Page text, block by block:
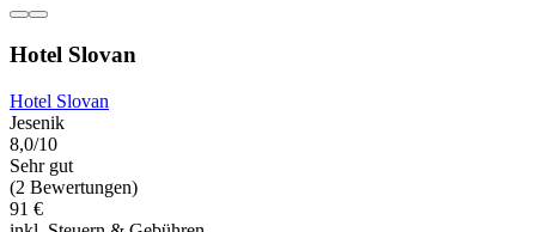
Hotel Slovan
Hotel Slovan
Jesenik
8,0/10
Sehr gut
(2 Bewertungen)
91 €